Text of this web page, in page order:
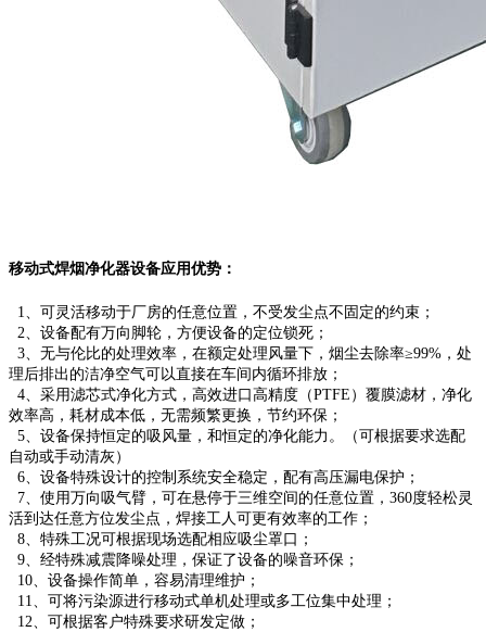
移动式焊烟净化器设备应用优势：
1、可灵活移动于厂房的任意位置，不受发尘点不固定的约束；
2、设备配有万向脚轮，方便设备的定位锁死；
3、无与伦比的处理效率，在额定处理风量下，烟尘去除率≥99%，处
理后排出的洁净空气可以直接在车间内循环排放；
4、采用滤芯式净化方式，高效进口高精度（PTFE）覆膜滤材，净化
效率高，耗材成本低，无需频繁更换，节约环保；
5、设备保持恒定的吸风量，和恒定的净化能力。（可根据要求选配
自动或手动清灰）
6、设备特殊设计的控制系统安全稳定，配有高压漏电保护；
7、使用万向吸气臂，可在悬停于三维空间的任意位置，360度轻松灵
活到达任意方位发尘点，焊接工人可更有效率的工作；
8、特殊工况可根据现场选配相应吸尘罩口；
9、经特殊减震降噪处理，保证了设备的噪音环保；
10、设备操作简单，容易清理维护；
11、可将污染源进行移动式单机处理或多工位集中处理；
12、可根据客户特殊要求研发定做；